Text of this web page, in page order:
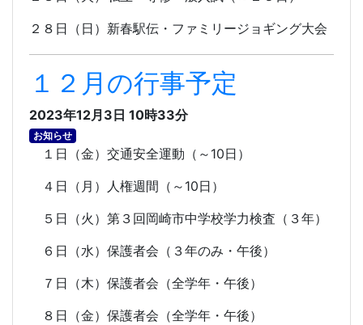
２８日（日）新春駅伝・ファミリージョギング大会
１２月の行事予定
2023年12月3日 10時33分
お知らせ
１日（金）交通安全運動（～ 10日）
４日（月）人権週間（～ 10日）
５日（火）第３回岡崎市中学校学力検査（３年）
６日（水）保護者会（３年のみ・午後）
７日（木）保護者会（全学年・午後）
８日（金）保護者会（全学年・午後）